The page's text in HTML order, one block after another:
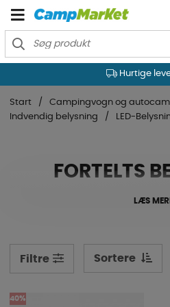
Hurtige
Start Campingvogn og
Indvendig belysning
LED-
FORTELTS
LÆS
Filtre Sortere
40%